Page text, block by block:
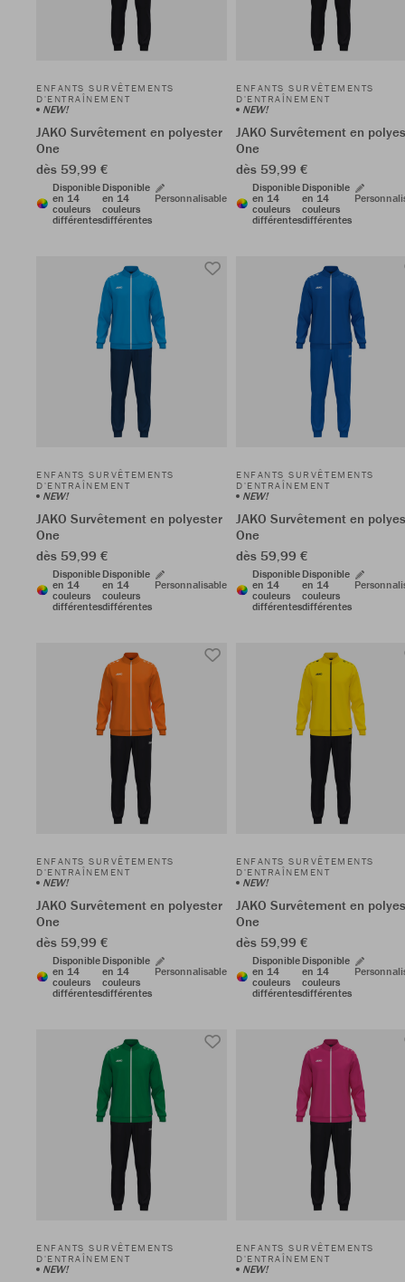
ENFANTS SURVÊTEMENTS
D'ENTRAÎNEMENT
NEW!
JAKO Survêtement en polyester
One
dès 59,99 €
Disponible
en 14
couleurs
différentes
Disponible
en 14
couleurs
différentes
Personnalisable
ENFANTS SURVÊTEMENTS
D'ENTRAÎNEMENT
NEW!
JAKO Survêtement en
One
dès 59,99 €
Disponible
en 14
couleurs
différentes
Disponible
en 14
couleurs
différentes
ENFANTS SURVÊTEMENTS
D'ENTRAÎNEMENT
NEW!
JAKO Survêtement en polyester
One
dès 59,99 €
Disponible
en 14
couleurs
différentes
Disponible
en 14
couleurs
différentes
Personnalisable
ENFANTS SURVÊTEMENTS
D'ENTRAÎNEMENT
NEW!
JAKO Survêtement en
One
dès 59,99 €
Disponible
en 14
couleurs
différentes
Disponible
en 14
couleurs
différentes
ENFANTS SURVÊTEMENTS
D'ENTRAÎNEMENT
NEW!
JAKO Survêtement en polyester
One
dès 59,99 €
Disponible
en 14
couleurs
différentes
Disponible
en 14
couleurs
différentes
Personnalisable
ENFANTS SURVÊTEMENTS
D'ENTRAÎNEMENT
NEW!
JAKO Survêtement en
One
dès 59,99 €
Disponible
en 14
couleurs
différentes
Disponible
en 14
couleurs
différentes
ENFANTS SURVÊTEMENTS
D'ENTRAÎNEMENT
NEW!
ENFANTS SURVÊTEMENTS
D'ENTRAÎNEMENT
NEW!